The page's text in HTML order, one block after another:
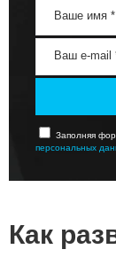
Заполняя
персональных
Как